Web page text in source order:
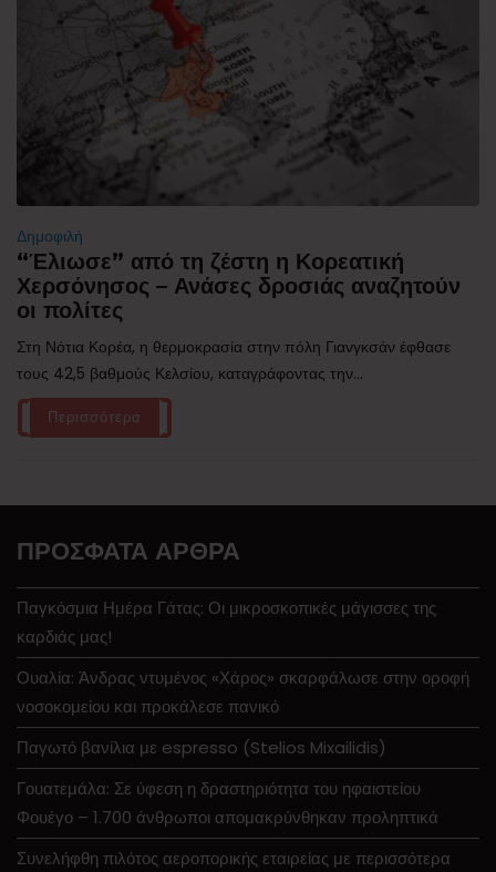
Δημοφιλή
“Έλιωσε” από τη ζέστη η Κορεατική
Χερσόνησος – Ανάσες δροσιάς αναζητούν
οι πολίτες
Στη Νότια Κορέα, η θερμοκρασία στην πόλη Γιανγκσάν έφθασε
τους 42,5 βαθμούς Κελσίου, καταγράφοντας την...
Περισσότερα
ΠΡΌΣΦΑΤΑ ΆΡΘΡΑ
Παγκόσμια Ημέρα Γάτας: Οι μικροσκοπικές μάγισσες της
καρδιάς μας!
Ουαλία: Άνδρας ντυμένος «Χάρος» σκαρφάλωσε στην οροφή
νοσοκομείου και προκάλεσε πανικό
Παγωτό βανίλια με espresso (Stelios Mixailidis)
Γουατεμάλα: Σε ύφεση η δραστηριότητα του ηφαιστείου
Φουέγο – 1.700 άνθρωποι απομακρύνθηκαν προληπτικά
Συνελήφθη πιλότος αεροπορικής εταιρείας με περισσότερα